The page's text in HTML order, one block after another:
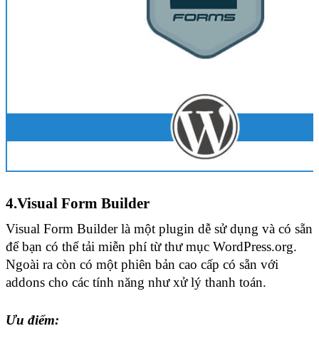
4.Visual Form Builder
Visual Form Builder là một plugin dễ sử dụng và có sẵn
để bạn có thể tải miễn phí từ thư mục WordPress.org.
Ngoài ra còn có một phiên bản cao cấp có sẵn với
addons cho các tính năng như xử lý thanh toán.
Ưu điểm: